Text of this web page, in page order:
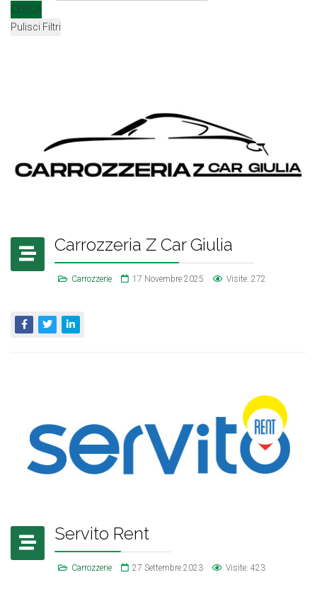
CERCA
Pulisci Filtri
Carrozzeria Z Car Giulia
Carrozzerie 17 Novembre 2025 Visite: 272
Servito Rent
Carrozzerie 27 Settembre 2023 Visite: 423